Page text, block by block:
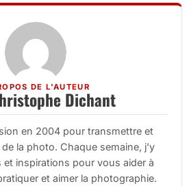
DE L'AUTEUR
Dichant
en 2004 pour transmettre et
la photo. Chaque semaine, j’y
et inspirations pour vous aider à
et aimer la photographie.